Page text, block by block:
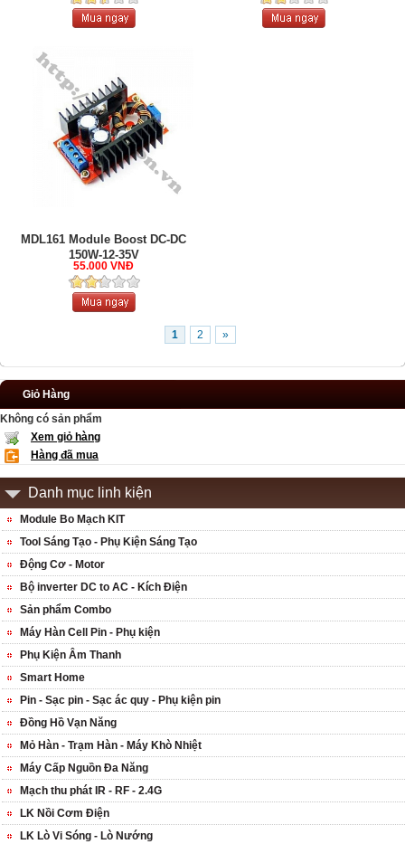
MDL161 Module Boost DC-DC
150W-12-35V
55.000 VNĐ
1 2 »
Giỏ Hàng
Không có sản phẩm
Xem giỏ hàng
Hàng đã mua
Danh mục linh kiện
Module Bo Mạch KIT
Tool Sáng Tạo - Phụ Kiện Sáng Tạo
Động Cơ - Motor
Bộ inverter DC to AC - Kích Điện
Sản phẩm Combo
Máy Hàn Cell Pin - Phụ kiện
Phụ Kiện Âm Thanh
Smart Home
Pin - Sạc pin - Sạc ác quy - Phụ kiện pin
Đồng Hồ Vạn Năng
Mỏ Hàn - Trạm Hàn - Máy Khò Nhiệt
Máy Cấp Nguồn Đa Năng
Mạch thu phát IR - RF - 2.4G
LK Nồi Cơm Điện
LK Lò Vi Sóng - Lò Nướng